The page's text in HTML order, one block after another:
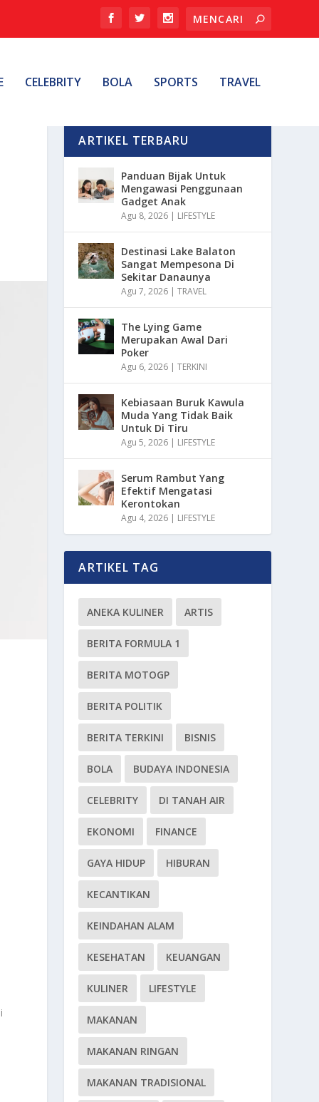
CELEBRITY BOLA SPORTS TRAVEL
ARTIKEL TERBARU
Panduan Bijak Untuk
Mengawasi Penggunaan
Gadget Anak
Agu 8, 2026 | LIFESTYLE
Destinasi Lake Balaton
Sangat Mempesona Di
Sekitar Danaunya
Agu 7, 2026 |TRAVEL
The Lying Game
Merupakan Awal Dari
Poker
Agu 6, 2026 |TERKINI
Kebiasaan Buruk Kawula
Muda Yang Tidak Baik
Untuk Di Tiru
Agu 5, 2026 | LIFESTYLE
Serum Rambut Yang
Efektif Mengatasi
Kerontokan
Agu 4, 2026 | LIFESTYLE
ARTIKEL TAG
ANEKA KULINER ARTIS
BERITA FORMULA 1
BERITA MOTOGP
BERITA POLITIK
BERITA TERKINI BISNIS
BOLA BUDAYA INDONESIA
CELEBRITY DI TANAH AIR
EKONOMI FINANCE
GAYA HIDUP HIBURAN
KECANTIKAN
KEINDAHAN ALAM
KESEHATAN KEUANGAN
KULINER LIFESTYLE
MAKANAN
MAKANAN RINGAN
MAKANAN TRADISIONAL